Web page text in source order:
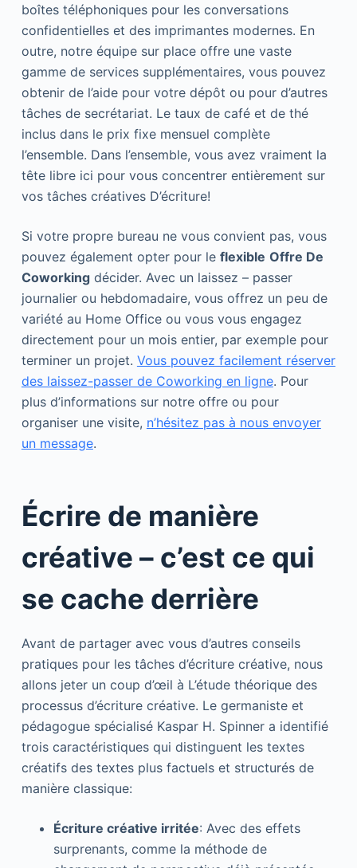
boîtes téléphoniques pour les conversations
confidentielles et des imprimantes modernes. En
outre, notre équipe sur place offre une vaste
gamme de services supplémentaires, vous pouvez
obtenir de l’aide pour votre dépôt ou pour d’autres
tâches de secrétariat. Le taux de café et de thé
inclus dans le prix fixe mensuel complète
l’ensemble. Dans l’ensemble, vous avez vraiment la
tête libre ici pour vous concentrer entièrement sur
vos tâches créatives D’écriture!
Si votre propre bureau ne vous convient pas, vous
pouvez également opter pour le flexible Offre De
Coworkingdécider. Avec un laissez – passer
journalier ou hebdomadaire, vous offrez un peu de
variété au Home Office ou vous vous engagez
directement pour un mois entier, par exemple pour
terminer un projet. Vous pouvez facilement réserver
des laissez-passer de Coworking en ligne. Pour
plus d’informations sur notre offre ou pour
organiser une visite, n’hésitez pas à nous envoyer
un message.
Écrire de manière
créative – c’est ce qui
se cache derrière
Avant de partager avec vous d’autres conseils
pratiques pour les tâches d’écriture créative, nous
allons jeter un coup d’œil à L’étude théorique des
processus d’écriture créative. Le germaniste et
pédagogue spécialisé Kaspar H. Spinner a identifié
trois caractéristiques qui distinguent les textes
créatifs des textes plus factuels et structurés de
manière classique:
Écriture créative irritée: Avec des effets
surprenants, comme la méthode de